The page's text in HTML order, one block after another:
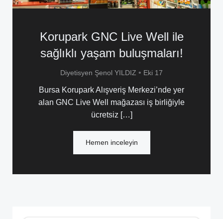
Korupark GNC Live Well ile
sağlıklı yaşam buluşmaları!
Diyetisyen Şenol YILDIZ • Eki 17
Bursa Korupark Alışveriş Merkezi’nde yer
alan GNC Live Well mağazası iş birliğiyle
ücretsiz […]
Hemen inceleyin